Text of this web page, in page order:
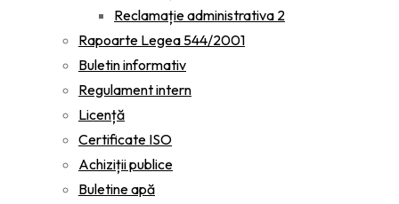
Reclamație administrativa 2
Rapoarte Legea 544/2001
Buletin informativ
Regulament intern
Licență
Certificate ISO
Achiziții publice
Buletine apă